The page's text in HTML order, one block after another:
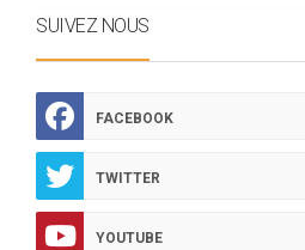
SUIVEZ NOUS
FACEBOOK
TWITTER
YOUTUBE